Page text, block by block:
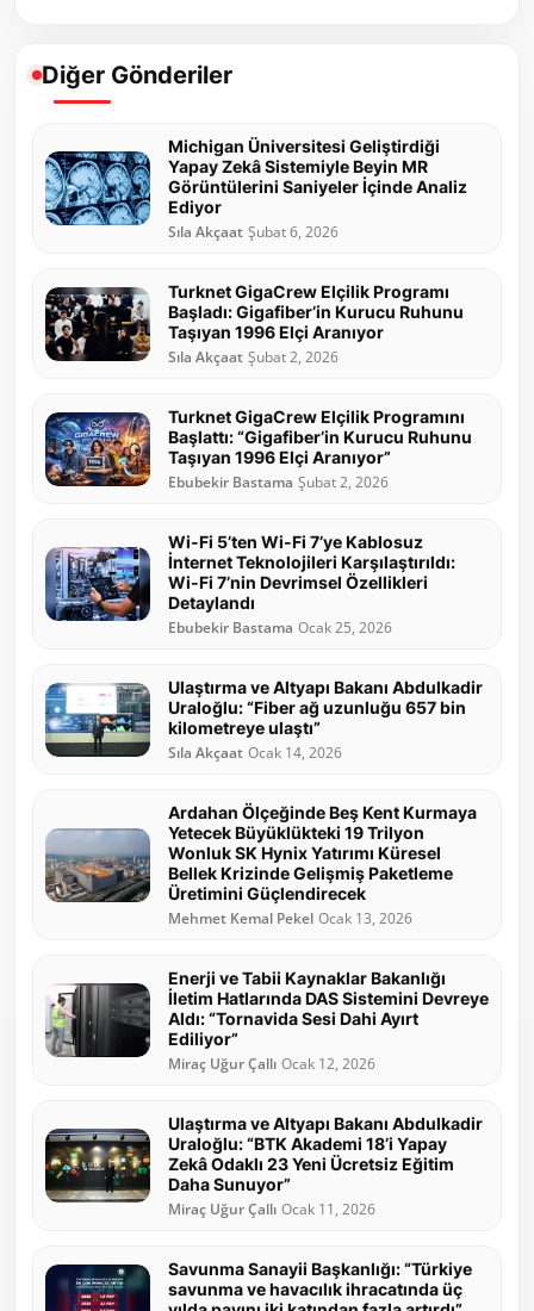
Diğer Gönderiler
Michigan Üniversitesi Geliştirdiği
Yapay Zekâ Sistemiyle Beyin MR
Görüntülerini Saniyeler İçinde Analiz
Ediyor
Sıla Akçaat Şubat 6, 2026
Turknet GigaCrew Elçilik Programı
Başladı: Gigafiber’in Kurucu Ruhunu
Taşıyan 1996 Elçi Aranıyor
Sıla Akçaat Şubat 2, 2026
Turknet GigaCrew Elçilik Programını
Başlattı: “Gigafiber’in Kurucu Ruhunu
Taşıyan 1996 Elçi Aranıyor”
Ebubekir Bastama Şubat 2, 2026
Wi-Fi 5’ten Wi-Fi 7’ye Kablosuz
İnternet Teknolojileri Karşılaştırıldı:
Wi-Fi 7’nin Devrimsel Özellikleri
Detaylandı
Ebubekir Bastama Ocak 25, 2026
Ulaştırma ve Altyapı Bakanı Abdulkadir
Uraloğlu: “Fiber ağ uzunluğu 657 bin
kilometreye ulaştı”
Sıla Akçaat Ocak 14, 2026
Ardahan Ölçeğinde Beş Kent Kurmaya
Yetecek Büyüklükteki 19 Trilyon
Wonluk SK Hynix Yatırımı Küresel
Bellek Krizinde Gelişmiş Paketleme
Üretimini Güçlendirecek
Mehmet Kemal Pekel Ocak 13, 2026
Enerji ve Tabii Kaynaklar Bakanlığı
İletim Hatlarında DAS Sistemini Devreye
Aldı: “Tornavida Sesi Dahi Ayırt
Ediliyor”
Miraç Uğur Çallı Ocak 12, 2026
Ulaştırma ve Altyapı Bakanı Abdulkadir
Uraloğlu: “BTK Akademi 18’i Yapay
Zekâ Odaklı 23 Yeni Ücretsiz Eğitim
Daha Sunuyor”
Miraç Uğur Çallı Ocak 11, 2026
Savunma Sanayii Başkanlığı: “Türkiye
savunma ve havacılık ihracatında üç